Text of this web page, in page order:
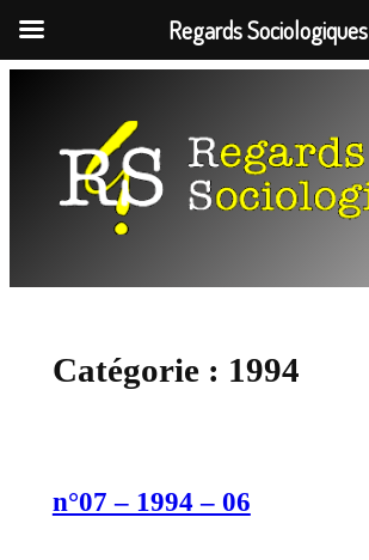
Catégorie : 1994
n°07 – 1994 – 06
Regards Sociologiques